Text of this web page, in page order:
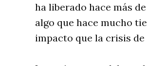
ha liberado hace más
algo que hace mucho
impacto que la crisis